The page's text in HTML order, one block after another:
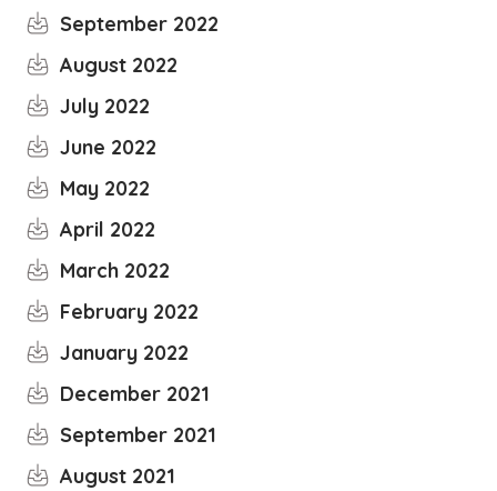
September 2022
August 2022
July 2022
June 2022
May 2022
April 2022
March 2022
February 2022
January 2022
December 2021
September 2021
August 2021